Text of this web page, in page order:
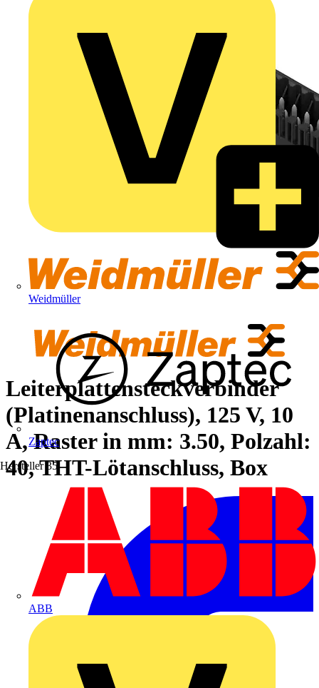
Weidmüller
Zaptec
Hersteller 35
ABB
Leiterplattensteckverbinder
(Platinenanschluss), 125 V, 10
A, Raster in mm: 3.50, Polzahl:
40, THT-Lötanschluss, Box